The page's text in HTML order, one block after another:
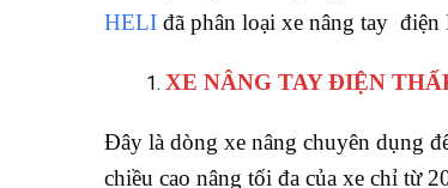
HELI đã phân loại xe nâng tay
XE NÂNG TAY ĐIỆN
Đây là dòng xe nâng chuyên dụng
chiều cao nâng tối đa của xe chỉ từ